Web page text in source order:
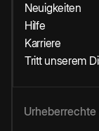
Neuigkeiten
Hilfe
Karriere
Tritt unserem